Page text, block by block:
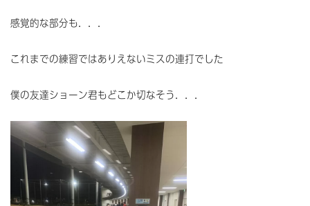
感覚的な部分も．．．
これまでの練習ではありえないミスの連打でした
僕の友達ショーン君もどこか切なそう．．．